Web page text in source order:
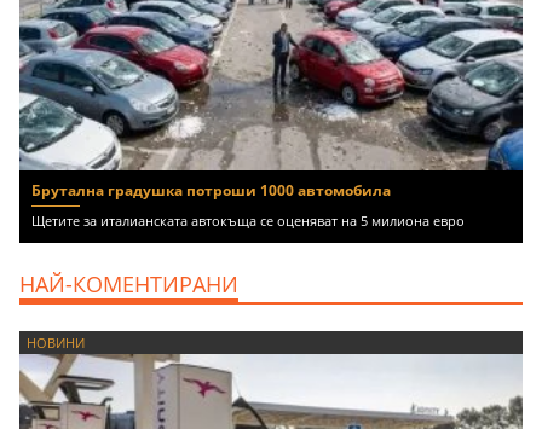
Брутална градушка потроши 1000 автомобила
Щетите за италианската автокъща се оценяват на 5 милиона евро
НАЙ-КОМЕНТИРАНИ
НОВИНИ